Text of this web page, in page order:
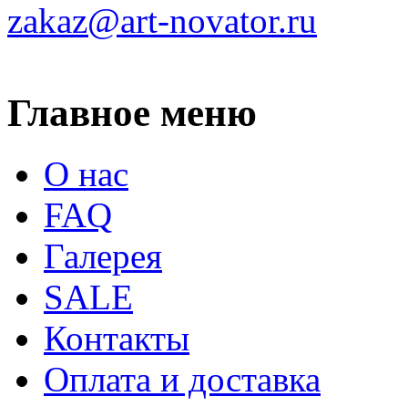
zakaz@art-novator.ru
Главное меню
О нас
FAQ
Галерея
SALE
Контакты
Оплата и доставка